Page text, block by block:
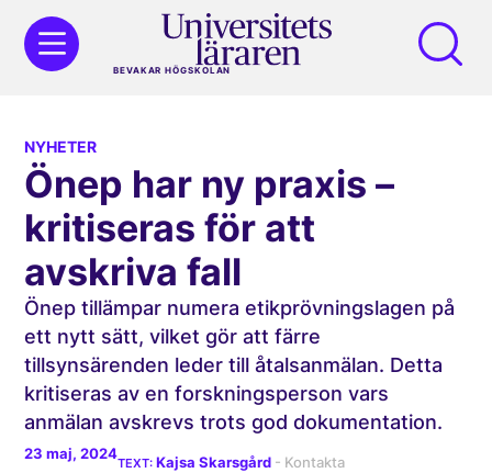
BEVAKAR HÖGSKOLAN
NYHETER
Önep har ny praxis –
kritiseras för att
avskriva fall
Önep tillämpar numera etikprövningslagen på
ett nytt sätt, vilket gör att färre
tillsynsärenden leder till åtalsanmälan. Detta
kritiseras av en forskningsperson vars
anmälan avskrevs trots god dokumentation.
23 maj, 2024
Kajsa Skarsgård